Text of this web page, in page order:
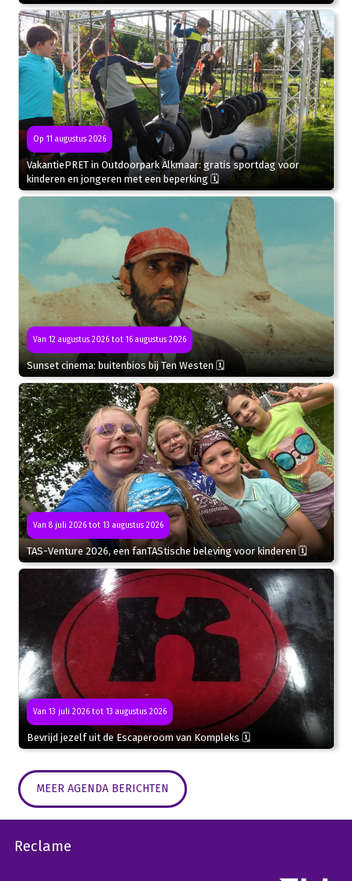
Op 11 augustus 2026
VakantiePRET in Outdoorpark Alkmaar: gratis sportdag voor
kinderen en jongeren met een beperking 🗓
Van 12 augustus 2026 tot 16 augustus 2026
Sunset cinema: buitenbios bij Ten Westen 🗓
Van 8 juli 2026 tot 13 augustus 2026
TAS-Venture 2026, een fanTAStische beleving voor kinderen 🗓
Van 13 juli 2026 tot 13 augustus 2026
Bevrijd jezelf uit de Escaperoom van Kompleks 🗓
MEER AGENDA BERICHTEN
Reclame